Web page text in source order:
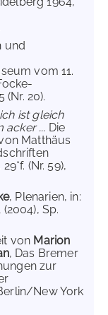
und
vom 11.
(Nr. 20).
ist gleich
acker ... Die
Matthäus
(Nr. 59),
, Plenarien, in:
(2004), Sp.
von Marion
, Das Bremer
zur
New York